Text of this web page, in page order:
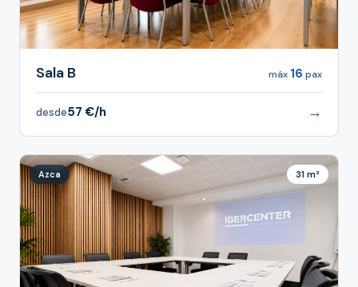
Sala B máx 16 pax
desde57 €/h →
Azca 31 m²